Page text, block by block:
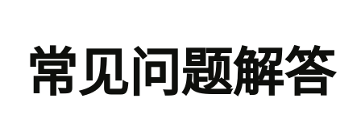
常见问题解答